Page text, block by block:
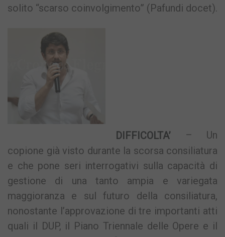
solito “scarso coinvolgimento” (Pafundi docet).
DIFFICOLTA’ – Un
copione già visto durante la scorsa consiliatura
e che pone seri interrogativi sulla capacità di
gestione di una tanto ampia e variegata
maggioranza e sul futuro della consiliatura,
nonostante l’approvazione di tre importanti atti
quali il DUP, il Piano Triennale delle Opere e il